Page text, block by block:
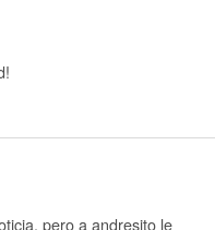
pero a andresito le